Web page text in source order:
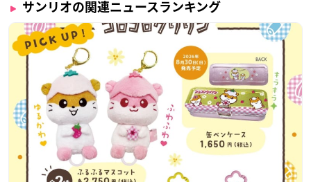
サンリオの関連ニュースランキング